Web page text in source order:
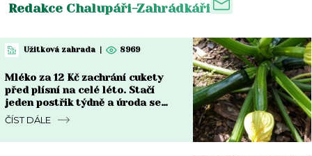
Redakce Chalupáři-Zahrádkáři
Užitková zahrada 8969
Mléko za 12 Kč zachrání cukety
před plísní na celé léto. Stačí
jeden postřik týdně a úroda se
zdvojnásobí
ČÍST DÁLE